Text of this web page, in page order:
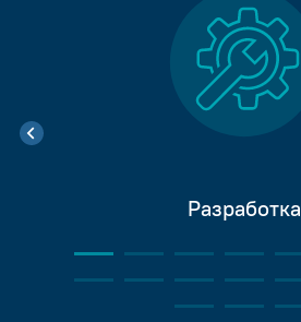
Разработка